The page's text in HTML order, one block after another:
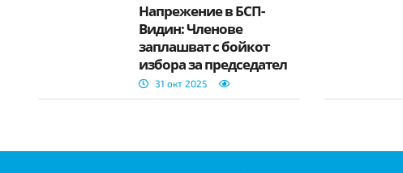
Напрежение в БСП-
Видин: Членове
заплашват с бойкот
избора за председател
31 окт 2025